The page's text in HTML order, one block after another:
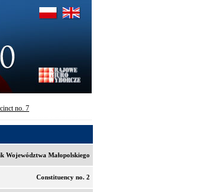
no. 7
Województwa Małopolskiego
Constituency no. 2